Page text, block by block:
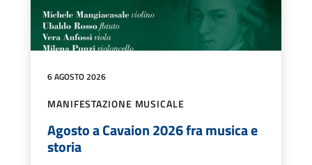
6 AGOSTO 2026
MANIFESTAZIONE MUSICALE
Agosto a Cavaion 2026 fra musica e
storia